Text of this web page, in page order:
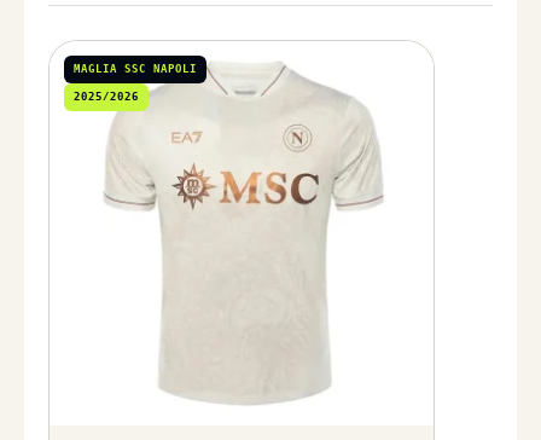
MAGLIA SSC NAPOLI
2025/2026